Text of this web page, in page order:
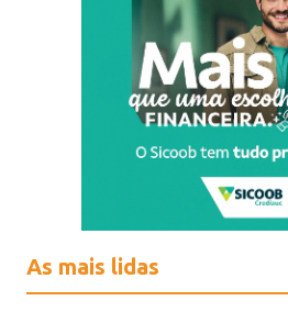
As mais lidas